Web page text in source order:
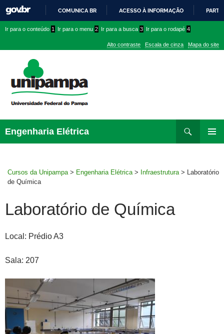
PARA
CONTEÚDO
COMUNICA BR ACESSO À INFORMAÇÃO
conteúdo
menu
superior
menu
Ir para o conteúdo 1 Ir para o menu 2 Ir para a busca 3 Ir para o rodapé 4
Alto contraste Escala de cinza Mapa do site
Engenharia Elétrica
para
Cursos da Unipampa > Engenharia Elétrica > Infraestrutura > Laboratório
de Química
Laboratório de Química
Local: Prédio A3
Sala: 207